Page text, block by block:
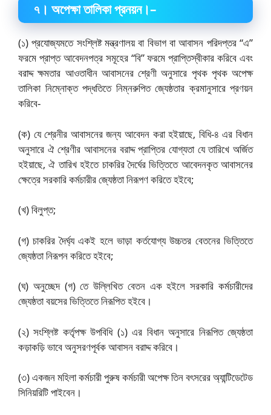
৭ । অপেক্ষা তালিকা প্রনয়ন।–
(১) প্রযোজ্যমতে সংশ্লিষ্ট মন্ত্রণালয় বা বিভাগ বা আবাসন পরিদপ্তর “এ”
ফরমে প্রাপ্ত আবেদনপত্র সমূহের “বি” ফরমে প্রাপ্তিস্বীকার করিবে এবং
বরাদ্দ ক্ষমতার আওতাধীন আবাসনের শ্রেণী অনুসারে পৃথক পৃথক অপেক্ষ
তালিকা নিম্নোক্ত পদ্ধতিতে নিম্নরুপিত জ্যেষ্ঠতার ক্রমানুসারে প্রণয়ন
করিবে-
(ক) যে শ্রেনীর আবাসনের জন্য আবেদন করা হইয়াছে, বিধি-৪ এর বিধান
অনুসারে ঐ শ্রেণীর আবাসনের বরাদ্দ প্রাপ্তির যোগ্যতা যে তারিখে অর্জিত
হইয়াছে, ঐ তারিখ হইতে চাকরির দৈর্ঘের ভিত্তিতে আবেদনকৃত আবাসনের
ক্ষেত্রে সরকারি কর্মচারীর জ্যেষ্ঠতা নিরূপণ করিতে হইবে;
(খ) বিলুপ্ত;
(গ) চাকরির দৈর্ঘ্য একই হলে ভাড়া কর্তযোগ্য উচ্চতর বেতনের ভিত্তিতে
জ্যেষ্ঠতা নিরূপন করিতে হইবে;
(ঘ) অনুচ্ছেদ (গ) তে উল্লিখিত বেতন এক হইলে সরকারি কর্মচারীদের
জ্যেষ্ঠতা বয়সের ভিত্তিতে নিরূপিত হইবে।
(২) সংশ্লিষ্ট কর্তৃপক্ষ উপবিধি (১) এর বিধান অনুসারে নিরূপিত জ্যেষ্ঠতা
কড়াকড়ি ভাবে অনুসরণপূর্বক আবাসন বরাদ্দ করিবে।
(৩) একজন মহিলা কর্মচারী পুরুষ কর্মচারী অপেক্ষ তিন বৎসরের অ্যান্টিডেটেড
সিনিয়রিটি পাইবেন।